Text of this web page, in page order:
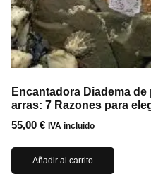
Encantadora Diadema
arras: 7 Razones para
55,00 € IVA incluido
Añadir al carrito